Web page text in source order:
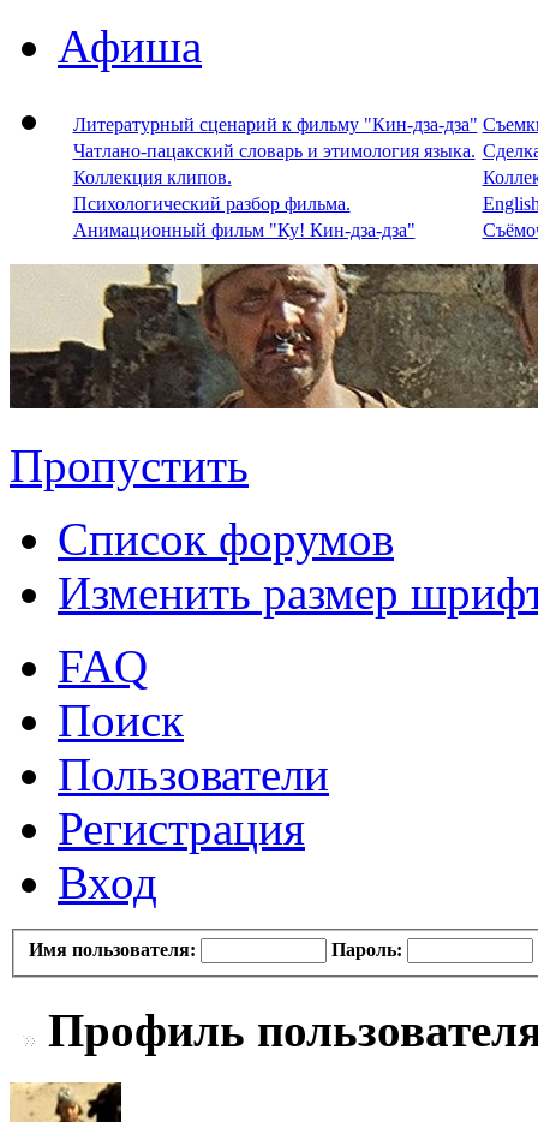
Афиша
Литературный сценарий к фильму "Кин-дза-дза"
Чатлано-пацакский словарь и этимология языка.
Коллекция клипов.
Психологический разбор фильма.
Анимационный фильм "Ку! Кин-дза-дза"
Пропустить
Список форумов
Изменить размер
FAQ
Поиск
Пользователи
Регистрация
Вход
Имя пользователя: Пароль:
Профиль